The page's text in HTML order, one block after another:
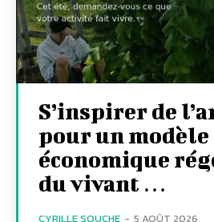
S’inspirer de
pour un modèle
économique
du vivant …
CYRILLE SOUCHE - 5 AOÛT 2026